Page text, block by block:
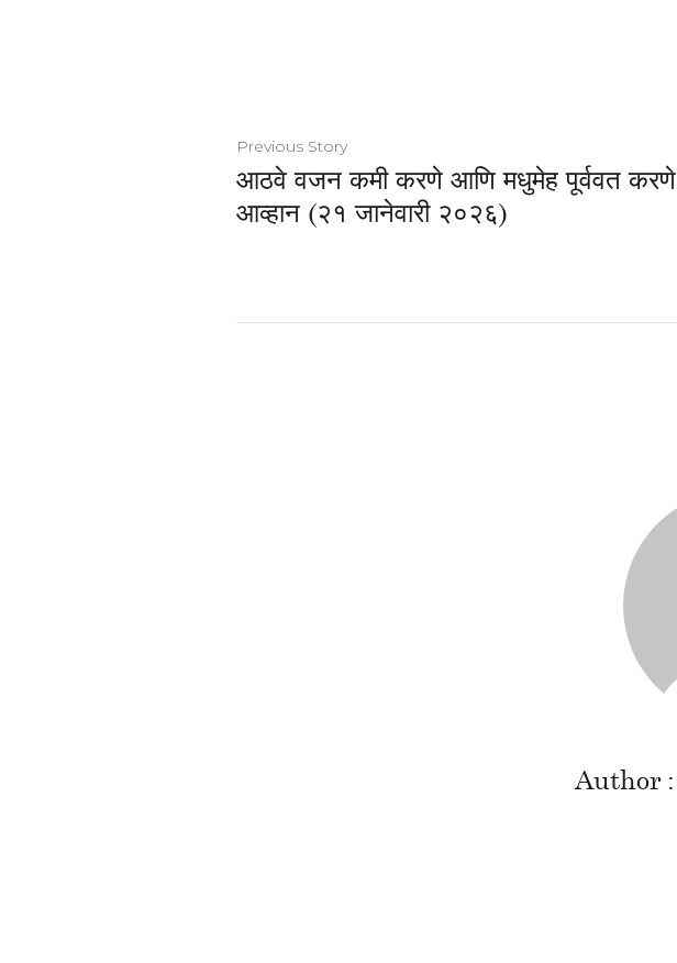
Previous Story
आठवे वजन कमी करणे आणि मधुमेह पूर्ववत करणे
आव्हान (२१ जानेवारी २०२६)
Author